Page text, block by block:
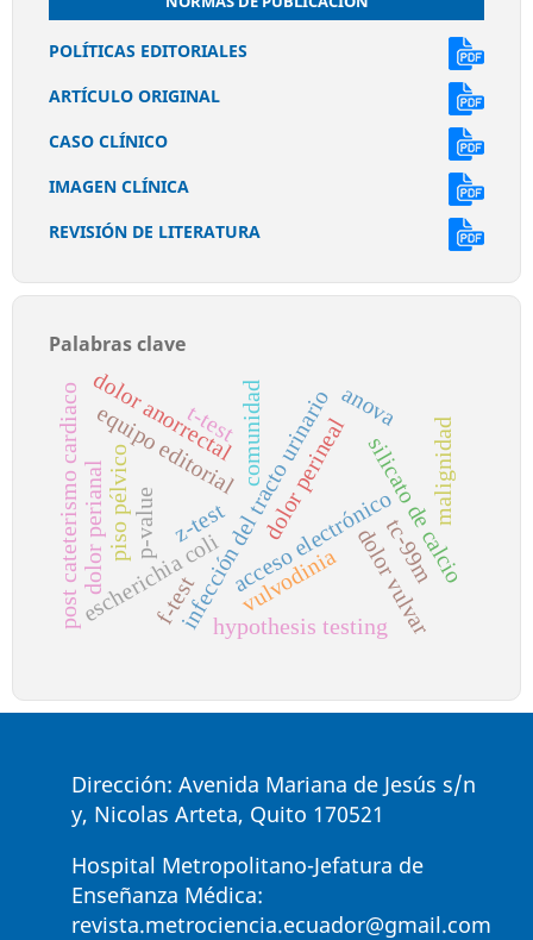
POLÍTICAS EDITORIALES
ARTÍCULO ORIGINAL
CASO CLÍNICO
IMAGEN CLÍNICA
REVISIÓN DE LITERATURA
Palabras clave
equipo editorial
acceso electrónico
infección del tracto urinario
comunidad
escherichia coli
dolor perineal
vulvodinia dolor vulvar
dolor perianalpiso pélvico
dolor anorrectal
silicato de calcio
hypothesis testing
p-value z-test
t-test anova
f-test
p
o
s
t
c
a
t
e
t
e
r
i
s
m
o
c
a
r
d
i
a
c
o malignidad
tc-99m
Dirección: Avenida Mariana de Jesús s/n
y, Nicolas Arteta, Quito 170521
Hospital Metropolitano-Jefatura de
Enseñanza Médica:
revista.metrociencia.ecuador@gmail.com